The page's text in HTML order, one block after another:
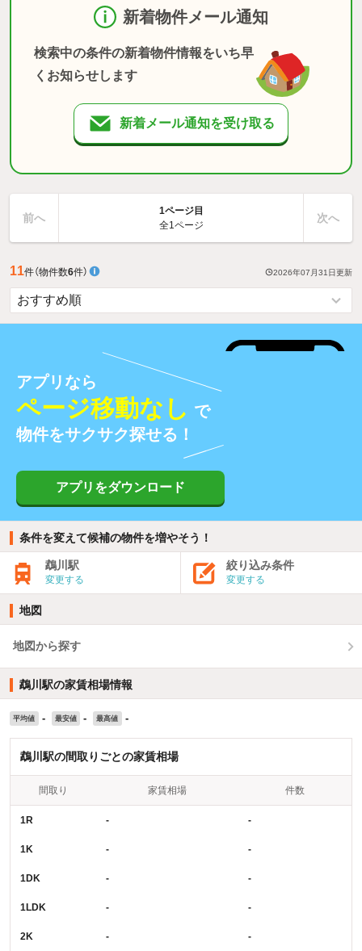
新着物件メール通知
検索中の条件の新着物件情報をいち早
くお知らせします
新着メール通知を受け取る
前へ
1ページ目
全1ページ
次へ
11件（物件数6件） 2026年07月31日更新
アプリなら
ページ移動なし で
物件をサクサク探せる！
アプリをダウンロード
条件を変えて候補の物件を増やそう！
鵡川駅
変更する
絞り込み条件
変更する
地図
地図から探す
鵡川駅の家賃相場情報
平均値 - 最安値 - 最高値 -
鵡川駅の間取りごとの家賃相場
間取り 家賃相場 件数
1R - -
1K - -
1DK - -
1LDK - -
2K - -